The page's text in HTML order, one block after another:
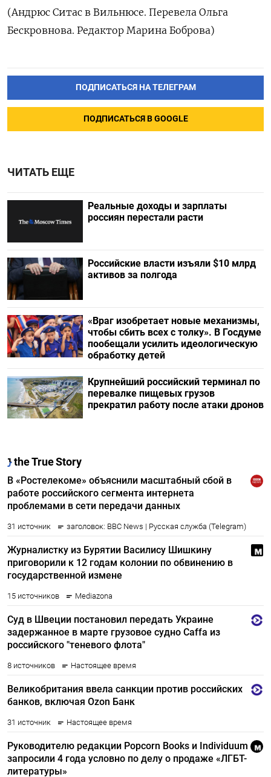
(Андрюс Ситас в Вильнюсе. Перевела Ольга
Бескровнова. Редактор Марина Боброва)
ПОДПИСАТЬСЯ НА ТЕЛЕГРАМ
ПОДПИСАТЬСЯ В GOOGLE
ЧИТАТЬ ЕЩЕ
Реальные доходы и зарплаты
россиян перестали расти
Российские власти изъяли $10 млрд
активов за полгода
«Враг изобретает новые механизмы,
чтобы сбить всех с толку». В Госдуме
пообещали усилить идеологическую
обработку детей
Крупнейший российский терминал по
перевалке пищевых грузов
прекратил работу после атаки дронов